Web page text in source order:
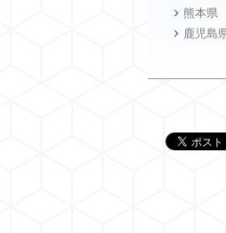
熊本県
鹿児島